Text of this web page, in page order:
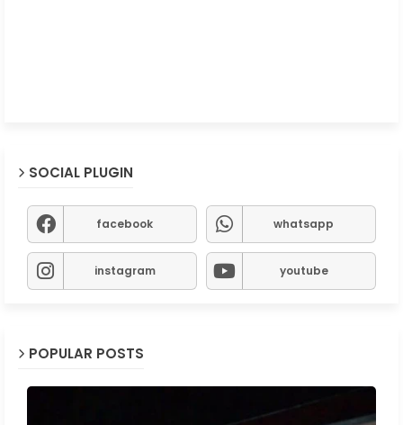
SOCIAL PLUGIN
facebook whatsapp
instagram youtube
POPULAR POSTS